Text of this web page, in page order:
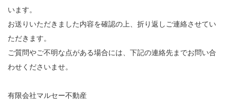
います。
お送りいただきました内容を確認の上、折り返しご連絡させてい
ただきます。
ご質問やご不明な点がある場合には、下記の連絡先までお問い合
わせくださいませ。
有限会社マルセー不動産